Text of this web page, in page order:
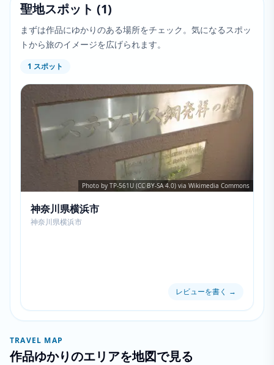
聖地スポット (1)
まずは作品にゆかりのある場所をチェック。気になるスポッ
トから旅のイメージを広げられます。
1 スポット
Photo by TP-561U (CC BY-SA 4.0) via Wikimedia Commons
神奈川県横浜市
神奈川県横浜市
レビューを書く →
TRAVEL MAP
作品ゆかりのエリアを地図で見る